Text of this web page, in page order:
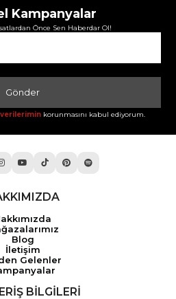
Kampanyalar
Önce Sen Haberdar Ol!
Gönder
korunmasını kabul ediyorum.
Blog
İletişim
Gelenler
BİLGİLERİ